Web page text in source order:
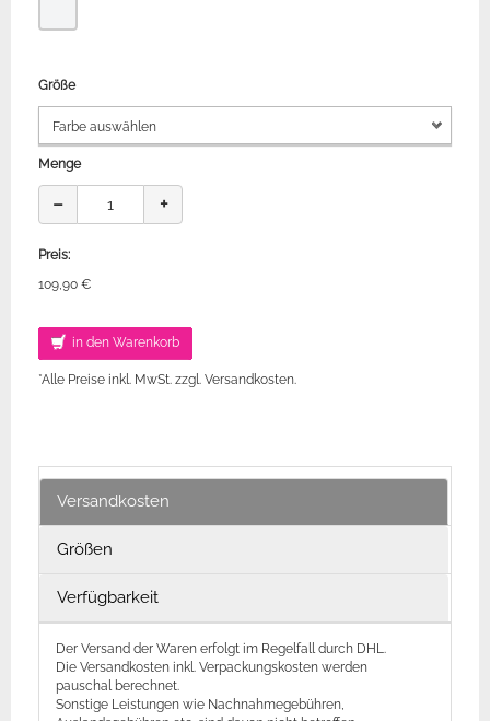
Größe
Menge
− +
Preis:
109,90 €
in den Warenkorb
*Alle Preise inkl. MwSt. zzgl. Versandkosten.
Versandkosten
Größen
Verfügbarkeit
Der Versand der Waren erfolgt im Regelfall durch DHL.
Die Versandkosten inkl. Verpackungskosten werden
pauschal berechnet.
Sonstige Leistungen wie Nachnahmegebühren,